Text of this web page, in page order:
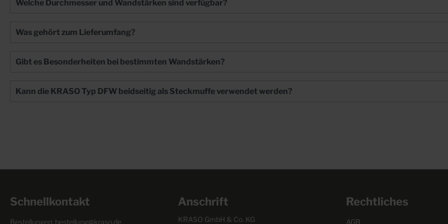
maschinengesteuerte Positionierung auf dem Schaltisch +
KRASO Magnetdeckel als Schutz in der Rohrdurchführung
Welche Durchmesser und Wandstärken sind verfügbar?
Was gehört zum Lieferumfang?
Gibt es Besonderheiten bei bestimmten Wandstärken?
Kann die KRASO Typ DFW beidseitig als Steckmuffe verwendet werden?
Schnellkontakt
Bestellungen: bestellung@kraso.de
Anschrift
KRASO GmbH & Co. KG
Rechtliches
AGB